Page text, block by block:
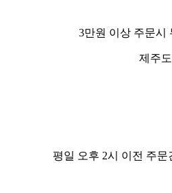
3만원 이상 주문시
제주
평일 오후 2시 이전 주